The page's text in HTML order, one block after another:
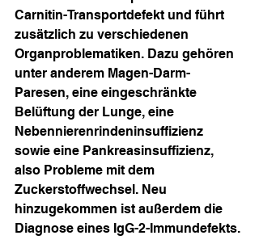
Carnitin-Transportdefekt und führt
zusätzlich zu verschiedenen
Organproblematiken. Dazu gehören
unter anderem Magen-Darm-
Paresen, eine eingeschränkte
Belüftung der Lunge, eine
Nebennierenrindeninsuffizienz
sowie eine Pankreasinsuffizienz,
also Probleme mit dem
Zuckerstoffwechsel. Neu
hinzugekommen ist außerdem die
Diagnose eines IgG-2-Immundefekts.